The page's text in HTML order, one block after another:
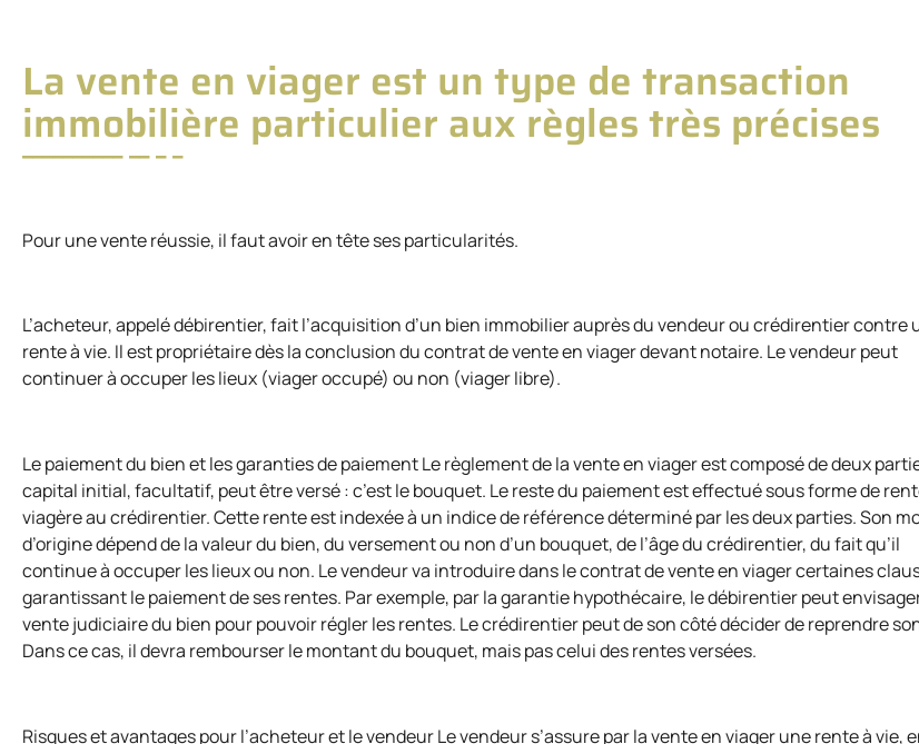
La vente en viager est un type de transaction
immobilière particulier aux règles très précises
Pour une vente réussie, il faut avoir en tête ses particularités.
L’acheteur, appelé débirentier, fait l’acquisition d’un bien immobilier auprès du vendeur ou crédirentier contre
rente à vie. Il est propriétaire dès la conclusion du contrat de vente en viager devant notaire. Le vendeur peut
continuer à occuper les lieux (viager occupé) ou non (viager libre).
Le paiement du bien et les garanties de paiement Le règlement de la vente en viager est composé de deux
capital initial, facultatif, peut être versé : c’est le bouquet. Le reste du paiement est effectué sous forme de
viagère au crédirentier. Cette rente est indexée à un indice de référence déterminé par les deux parties. Son
d’origine dépend de la valeur du bien, du versement ou non d’un bouquet, de l’âge du crédirentier, du fait qu’il
continue à occuper les lieux ou non. Le vendeur va introduire dans le contrat de vente en viager certaines
garantissant le paiement de ses rentes. Par exemple, par la garantie hypothécaire, le débirentier peut
vente judiciaire du bien pour pouvoir régler les rentes. Le crédirentier peut de son côté décider de reprendre
Dans ce cas, il devra rembourser le montant du bouquet, mais pas celui des rentes versées.
Risques et avantages pour l’acheteur et le vendeur Le vendeur s’assure par la vente en viager une rente à vie,